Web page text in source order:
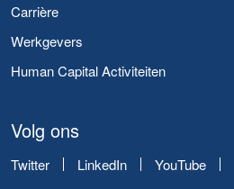
Carrière
Werkgevers
Human Capital Activiteiten
Volg ons
Twitter LinkedIn YouTube